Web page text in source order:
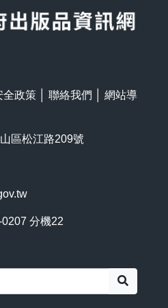
全政策 聯絡我們
網站導
區松江路209號
分機22